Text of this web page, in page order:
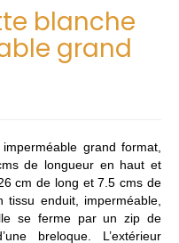
blanche
grand
grand format,
de longueur en haut et
cm de long et 7.5 cms de
enduit, imperméable,
se ferme par un zip de
breloque. L’extérieur